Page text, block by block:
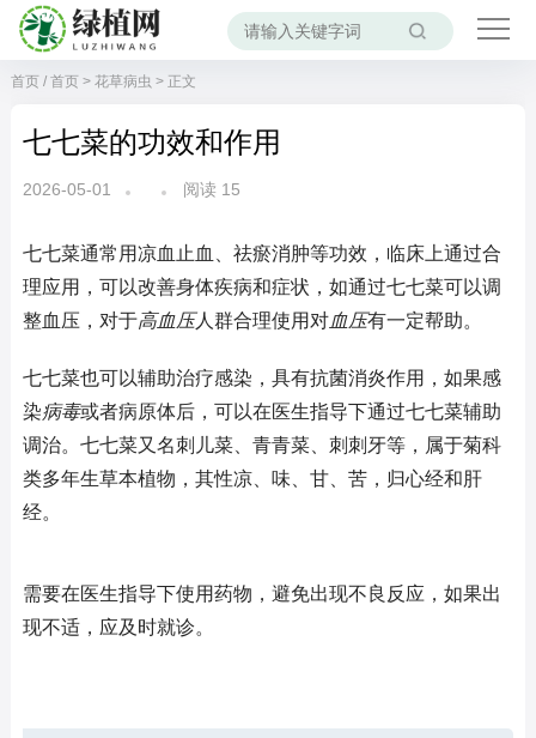
首页/ 首页> 花草病虫 > 正文
七七菜的功效和作用
2026-05-01 阅读 15
七七菜通常用凉血止血、祛瘀消肿等功效，临床上通过合
理应用，可以改善身体疾病和症状，如通过七七菜可以调
整血压，对于高血压人群合理使用对血压有一定帮助。
七七菜也可以辅助治疗感染，具有抗菌消炎作用，如果感
染病毒或者病原体后，可以在医生指导下通过七七菜辅助
调治。七七菜又名刺儿菜、青青菜、刺刺牙等，属于菊科
类多年生草本植物，其性凉、味、甘、苦，归心经和肝
经。
需要在医生指导下使用药物，避免出现不良反应，如果出
现不适，应及时就诊。